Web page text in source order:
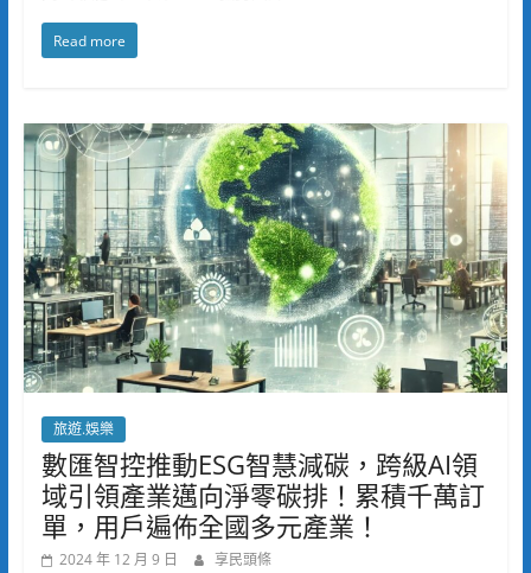
Read more
旅遊.娛樂
數匯智控推動ESG智慧減碳，跨級AI領
域引領產業邁向淨零碳排！累積千萬訂
單，用戶遍佈全國多元產業！
2024 年 12 月 9 日 享民頭條